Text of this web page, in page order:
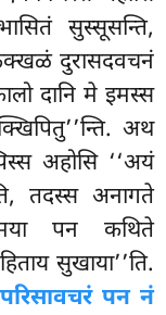
सुस्सूसन्ति,
दुरासदवचनं
दानि मे इमस्स
अथ
अहोसि ‘‘अयं
तदस्स अनागते
मया पन कथिते
सुखाया’’ति.
पन नं